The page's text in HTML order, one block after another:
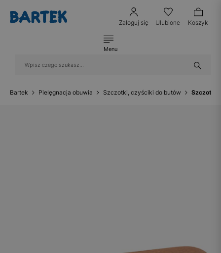
Zaloguj się Ulubione Koszyk
Menu
Bartek Pielęgnacja obuwia Szczotki, czyściki do butów Szczotka